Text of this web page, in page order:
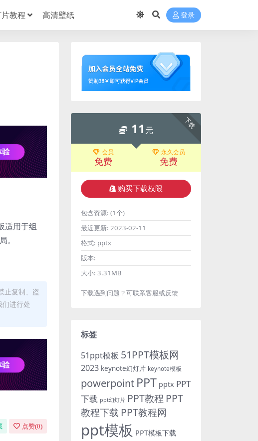
教程 高清壁纸 登录
适用于组
。
止复制、盗
们进行处
点赞(0)
下载
11 元
会员
免费
永久会员
免费
购买下载权限
包含资源: (1个)
最近更新: 2023-02-11
格式: pptx
版本:
大小: 3.31MB
下载遇到问题？可联系客服或反馈
标签
51ppt模板 51PPT模板网
2023 keynote幻灯片 keynote模板
powerpoint PPT pptx PPT
下载 ppt幻灯片 PPT教程 PPT
教程下载 PPT教程网
ppt模板 PPT模板下载